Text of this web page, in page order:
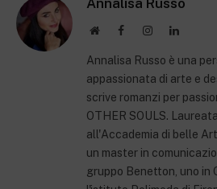
Annalisa Russo
WebsiteFacebookInstagramLinkedIn
Annalisa Russo è una
appassionata di arte e
scrive romanzi per
OTHER SOULS.
all'Accademia di belle
un master in
gruppo Benetton, uno in